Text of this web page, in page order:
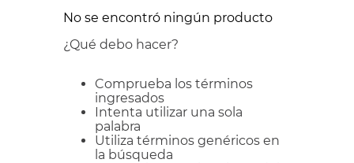
No se encontró ningún producto
¿Qué debo hacer?
Comprueba los términos
ingresados
Intenta utilizar una sola
palabra
Utiliza términos genéricos en
la búsqueda